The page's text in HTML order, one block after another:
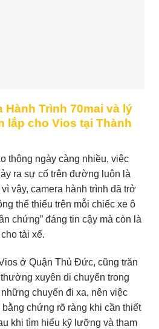
Hành Trình 70mai và lý
lắp cho Vios tại Thành
thông ngày càng nhiều, việc
ra sự cố trên đường luôn là
vậy, camera hành trình đã trở
thể thiếu trên mỗi chiếc xe ô
chứng” đáng tin cậy mà còn là
tài xế.
ở Quận Thủ Đức, cũng trăn
xuyên di chuyển trong
chuyến đi xa, nên việc
chứng rõ ràng khi cần thiết
khi tìm hiểu kỹ lưỡng và tham